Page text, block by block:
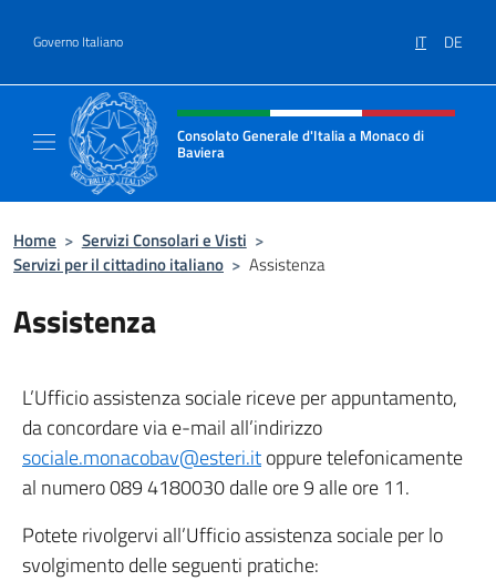
Governo Italiano IT DE
Intestazione sito, social e menù
Consolato Generale d'Italia a Monaco di
Baviera
Home > Servizi Consolari e Visti >
Servizi per il cittadino italiano > Assistenza
Assistenza
L’Ufficio assistenza sociale riceve per appuntamento,
da concordare via e-mail all’indirizzo
sociale.monacobav@esteri.itoppure telefonicamente
al numero 089 4180030 dalle ore 9 alle ore 11.
Potete rivolgervi all’Ufficio assistenza sociale per lo
svolgimento delle seguenti pratiche: